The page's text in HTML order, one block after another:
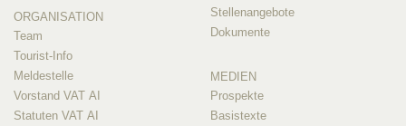
ORGANISATION
Team
Tourist-Info
Meldestelle
Vorstand VAT AI
Statuten VAT AI
Stellenangebote
Dokumente
MEDIEN
Prospekte
Basistexte